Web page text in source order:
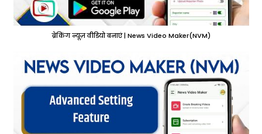
ब्रेकिंग न्यूज़ वीडियो बनाएं | News Video Maker(NVM)